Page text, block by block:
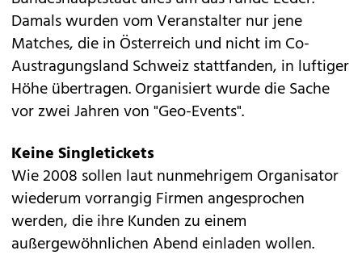
Damals wurden vom Veranstalter nur jene
Matches, die in Österreich und nicht im Co-
Austragungsland Schweiz stattfanden, in luftiger
Höhe übertragen. Organisiert wurde die Sache
vor zwei Jahren von "Geo-Events".
Keine Singletickets
Wie 2008 sollen laut nunmehrigem Organisator
wiederum vorrangig Firmen angesprochen
werden, die ihre Kunden zu einem
außergewöhnlichen Abend einladen wollen.